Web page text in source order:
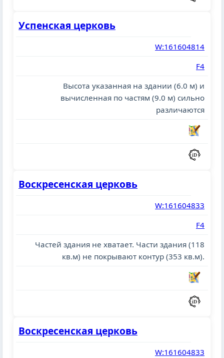
Успенская церковь
W:161604814
F4
Высота указанная на здании (6.0 м) и
вычисленная по частям (9.0 м) сильно
различаются
Воскресенская церковь
W:161604833
F4
Частей здания не хватает. Части здания (118
кв.м) не покрывают контур (353 кв.м).
Воскресенская церковь
W:161604833